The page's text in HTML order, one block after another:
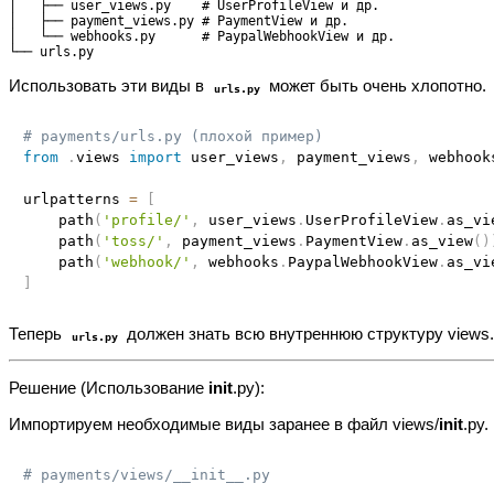
│   ├── user_views.py    # UserProfileView и др.
│   ├── payment_views.py # PaymentView и др.
│   └── webhooks.py      # PaypalWebhookView и др.
Использовать эти виды в urls.py может быть очень хлопотно.
# payments/urls.py (плохой пример)
from
. views import user_views , payment_views ,
urlpatterns =
    path
( 'profile/' , user_views . UserProfileView.
    path
( 'toss/' , payment_views . PaymentView. as_view( )
    path
( 'webhook/' , webhooks . PaypalWebhookView.
Теперь urls.py должен знать всю внутреннюю структуру views.
Решение (Использование init.py):
Импортируем необходимые виды заранее в файл views/init.py.
# payments/views/__init__.py